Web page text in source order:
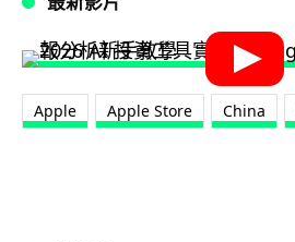
Apple Apple Store China